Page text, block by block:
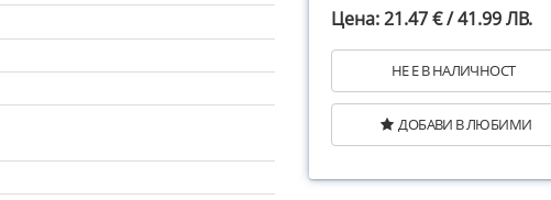
Цена: 21.47 € / 41.99 ЛВ.
НЕ Е В НАЛИЧНОСТ
ДОБАВИ В ЛЮБИМИ